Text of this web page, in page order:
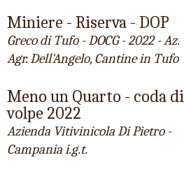
Miniere - Riserva - DOP
Greco di Tufo - DOCG - 2022 - Az.
Agr. Dell'Angelo, Cantine in Tufo
Meno un Quarto - coda di
volpe 2022
Azienda Vitivinicola Di Pietro -
Campania i.g.t.